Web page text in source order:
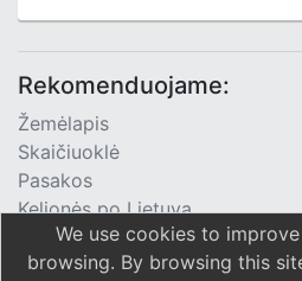
Rekomenduojame:
Žemėlapis
Skaičiuoklė
Pasakos
Kelionės po Lietuvą
TV Programa
We use cookies to
browsing. By browsing this